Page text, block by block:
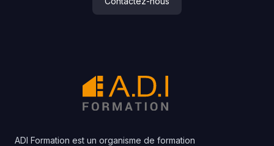
ADI Formation est un organisme de formation